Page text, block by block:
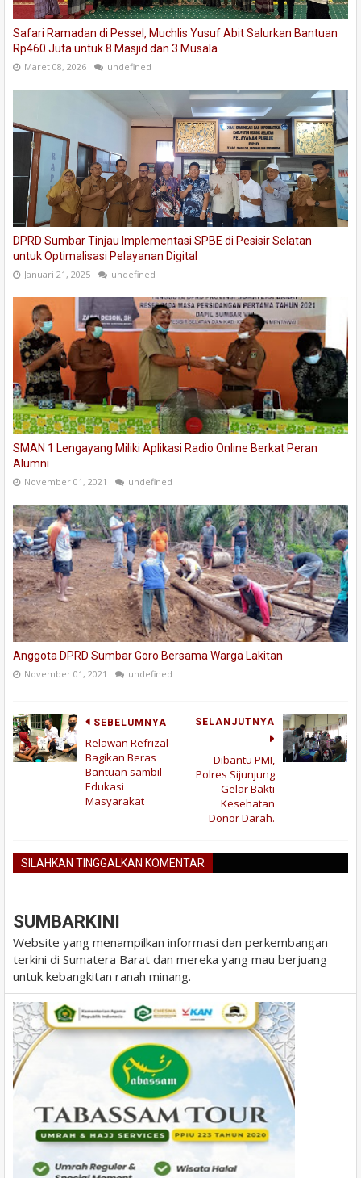
Safari Ramadan di Pessel, Muchlis Yusuf Abit Salurkan Bantuan
Rp460 Juta untuk 8 Masjid dan 3 Musala
Maret 08, 2026 undefined
DPRD Sumbar Tinjau Implementasi SPBE di Pesisir Selatan
untuk Optimalisasi Pelayanan Digital
Januari 21, 2025 undefined
SMAN 1 Lengayang Miliki Aplikasi Radio Online Berkat Peran
Alumni
November 01, 2021 undefined
Anggota DPRD Sumbar Goro Bersama Warga Lakitan
November 01, 2021 undefined
SELANJUTNYA
Dibantu PMI,
Polres Sijunjung
Gelar Bakti
Kesehatan
Donor Darah.
SEBELUMNYA
Relawan Refrizal
Bagikan Beras
Bantuan sambil
Edukasi
Masyarakat
SILAHKAN TINGGALKAN KOMENTAR
SUMBARKINI
Website yang menampilkan informasi dan perkembangan
terkini di Sumatera Barat dan mereka yang mau berjuang
untuk kebangkitan ranah minang.